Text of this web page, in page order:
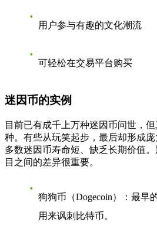
用户参与有趣的文化潮流
可轻松在交易平台购买
迷因币的实例
目前已有成千上万种迷因币问世，
种。有些从玩笑起步，最后却形成
多数迷因币寿命短、缺乏长期价值
目之间的差异很重要。
狗狗币（Dogecoin）
：最早
用来讽刺比特币。